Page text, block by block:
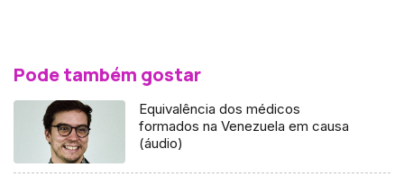
Pode também gostar
Equivalência dos médicos
formados na Venezuela em causa
(áudio)